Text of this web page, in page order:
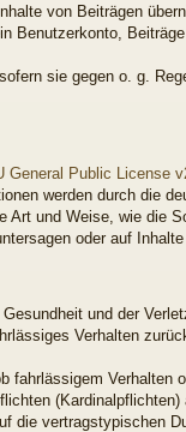
von Beiträgen
Benutzerkonto,
sie gegen o. g.
General Public License
werden durch die
und Weise, wie die
oder auf
und der
Verhalten
fahrlässigem Verhalten
die vertragstypischen